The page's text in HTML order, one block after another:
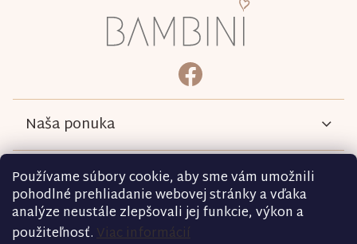
Používame súbory cookie, aby sme vám umožnili
pohodlné prehliadanie webovej stránky a vďaka
analýze neustále zlepšovali jej funkcie, výkon a
použiteľnosť.Viac informácií
bambini.kociky
https://www.facebook.com/
Naša ponuka
Informácie
Podmienky